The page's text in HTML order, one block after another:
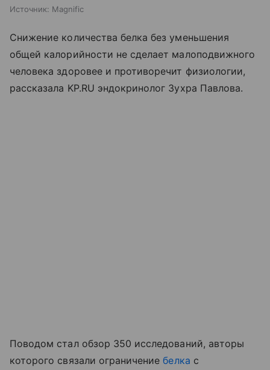
Источник: Magnific
Снижение количества белка без уменьшения
общей калорийности не сделает малоподвижного
человека здоровее и противоречит физиологии,
рассказала KP.RU эндокринолог Зухра Павлова.
Поводом стал обзор 350 исследований, авторы
которого связали ограничениебелка с